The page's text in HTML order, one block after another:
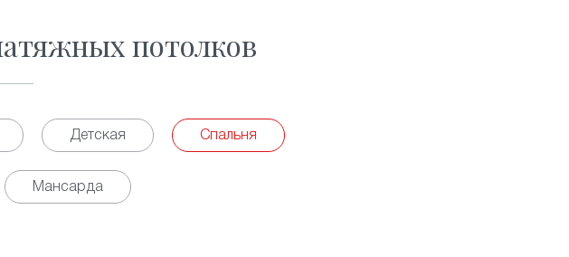
потолков
Детская Спальня
Мансарда